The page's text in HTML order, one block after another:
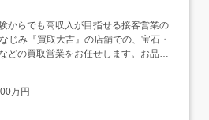
からでも高収入が目指せる接客営業の
じみ『買取大吉』の店舗での、宝石・
どの買取営業をお任せします。お品物
ってご来店されるお客様への対応なの
げる驚異の待遇 今月までのご入社限定
万円